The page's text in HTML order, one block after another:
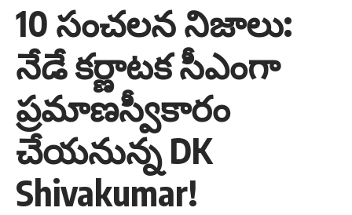
10 సంచలన నిజాలు:
నేడే కర్ణాటక సీఎంగా
ప్రమాణస్వీకారం
చేయనున్న DK
Shivakumar!